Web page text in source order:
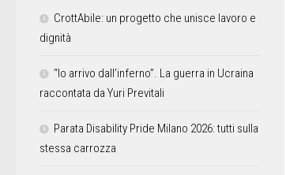
CrottAbile: un progetto che unisce lavoro e
dignità
“Io arrivo dall’inferno”. La guerra in Ucraina
raccontata da Yuri Previtali
Parata Disability Pride Milano 2026: tutti sulla
stessa carrozza